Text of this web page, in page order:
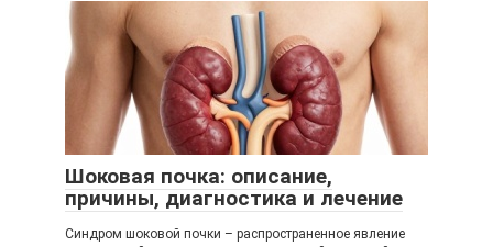
Шоковая почка: описание,
причины, диагностика и лечение
Синдром шоковой почки – распространенное явление